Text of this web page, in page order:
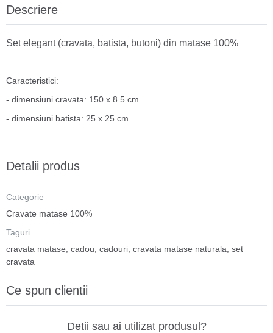
Descriere
Set elegant (cravata, batista, butoni) din matase 100%
Caracteristici:
- dimensiuni cravata: 150 x 8.5 cm
- dimensiuni batista: 25 x 25 cm
Detalii produs
Categorie
Cravate matase 100%
Taguri
cravata matase cadou cadouri cravata matase naturala set
cravata
Ce spun clientii
Detii sau ai utilizat produsul?